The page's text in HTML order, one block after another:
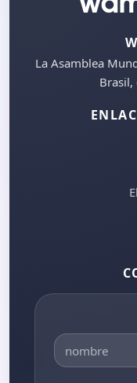
La Asamblea
Brasil,